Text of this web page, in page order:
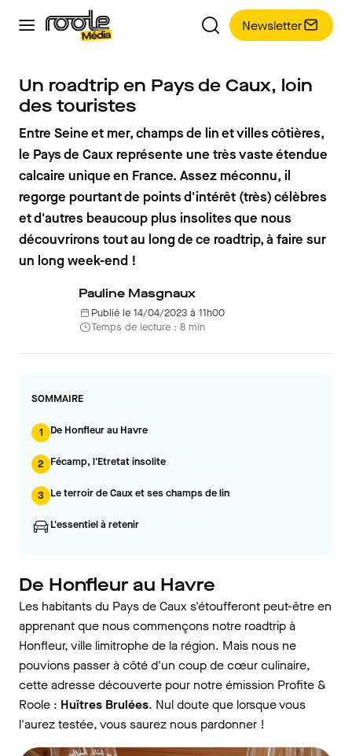
Newsletter
Un roadtrip en Pays de Caux, loin
des touristes
Entre Seine et mer, champs de lin et villes côtières,
le Pays de Caux représente une très vaste étendue
calcaire unique en France. Assez méconnu, il
regorge pourtant de points d'intérêt (très) célèbres
et d'autres beaucoup plus insolites que nous
découvrirons tout au long de ce roadtrip, à faire sur
un long week-end !
Pauline Masgnaux
Publié le 14/04/2023 à 11h00
Temps de lecture : 8 min
SOMMAIRE
1 De Honfleur au Havre
2 Fécamp, l'Etretat insolite
3 Le terroir de Caux et ses champs de lin
L'essentiel à retenir
De Honfleur au Havre
Les habitants du Pays de Caux s'étoufferont peut-être en
apprenant que nous commençons notre roadtrip à
Honfleur, ville limitrophe de la région. Mais nous ne
pouvions passer à côté d'un coup de cœur culinaire,
cette adresse découverte pour notre émission Profite &
Roole : Huîtres Brulées. Nul doute que lorsque vous
l'aurez testée, vous saurez nous pardonner !